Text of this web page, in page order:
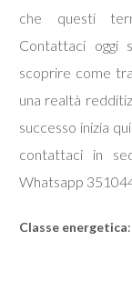
che questi
Contattaci oggi
scoprire come
una realtà
successo inizia
contattaci in
Whatsapp
Classe energetica:
Locali
minimi
1